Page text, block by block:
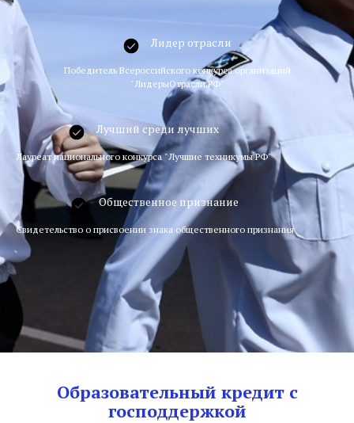
Лидер отрасли
Победитель Всероссийского конкурса организаций
"ЛидерыОтрасли.РФ"
Лучший среди лучших
Лауреат национального конкурса "Лучшие техникумы РФ"
Общественное признание
Свидетельство о присвоении знака общественного признания
Образовательный кредит с
господдержкой